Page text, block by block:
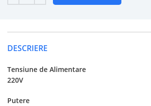
DESCRIERE
Tensiune de Alimentare
220V
Putere